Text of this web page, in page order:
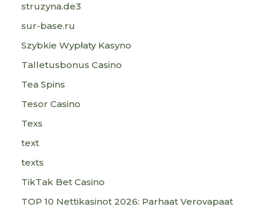
struzyna.de3
sur-base.ru
Szybkie Wypłaty Kasyno
Talletusbonus Casino
Tea Spins
Tesor Casino
Texs
text
texts
TikTak Bet Casino
TOP 10 Nettikasinot 2026: Parhaat Verovapaat